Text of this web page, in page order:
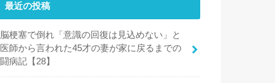
最近の投稿
脳梗塞で倒れ「意識の回復は見込めない」と
医師から言われた45才の妻が家に戻るまでの
闘病記【28】